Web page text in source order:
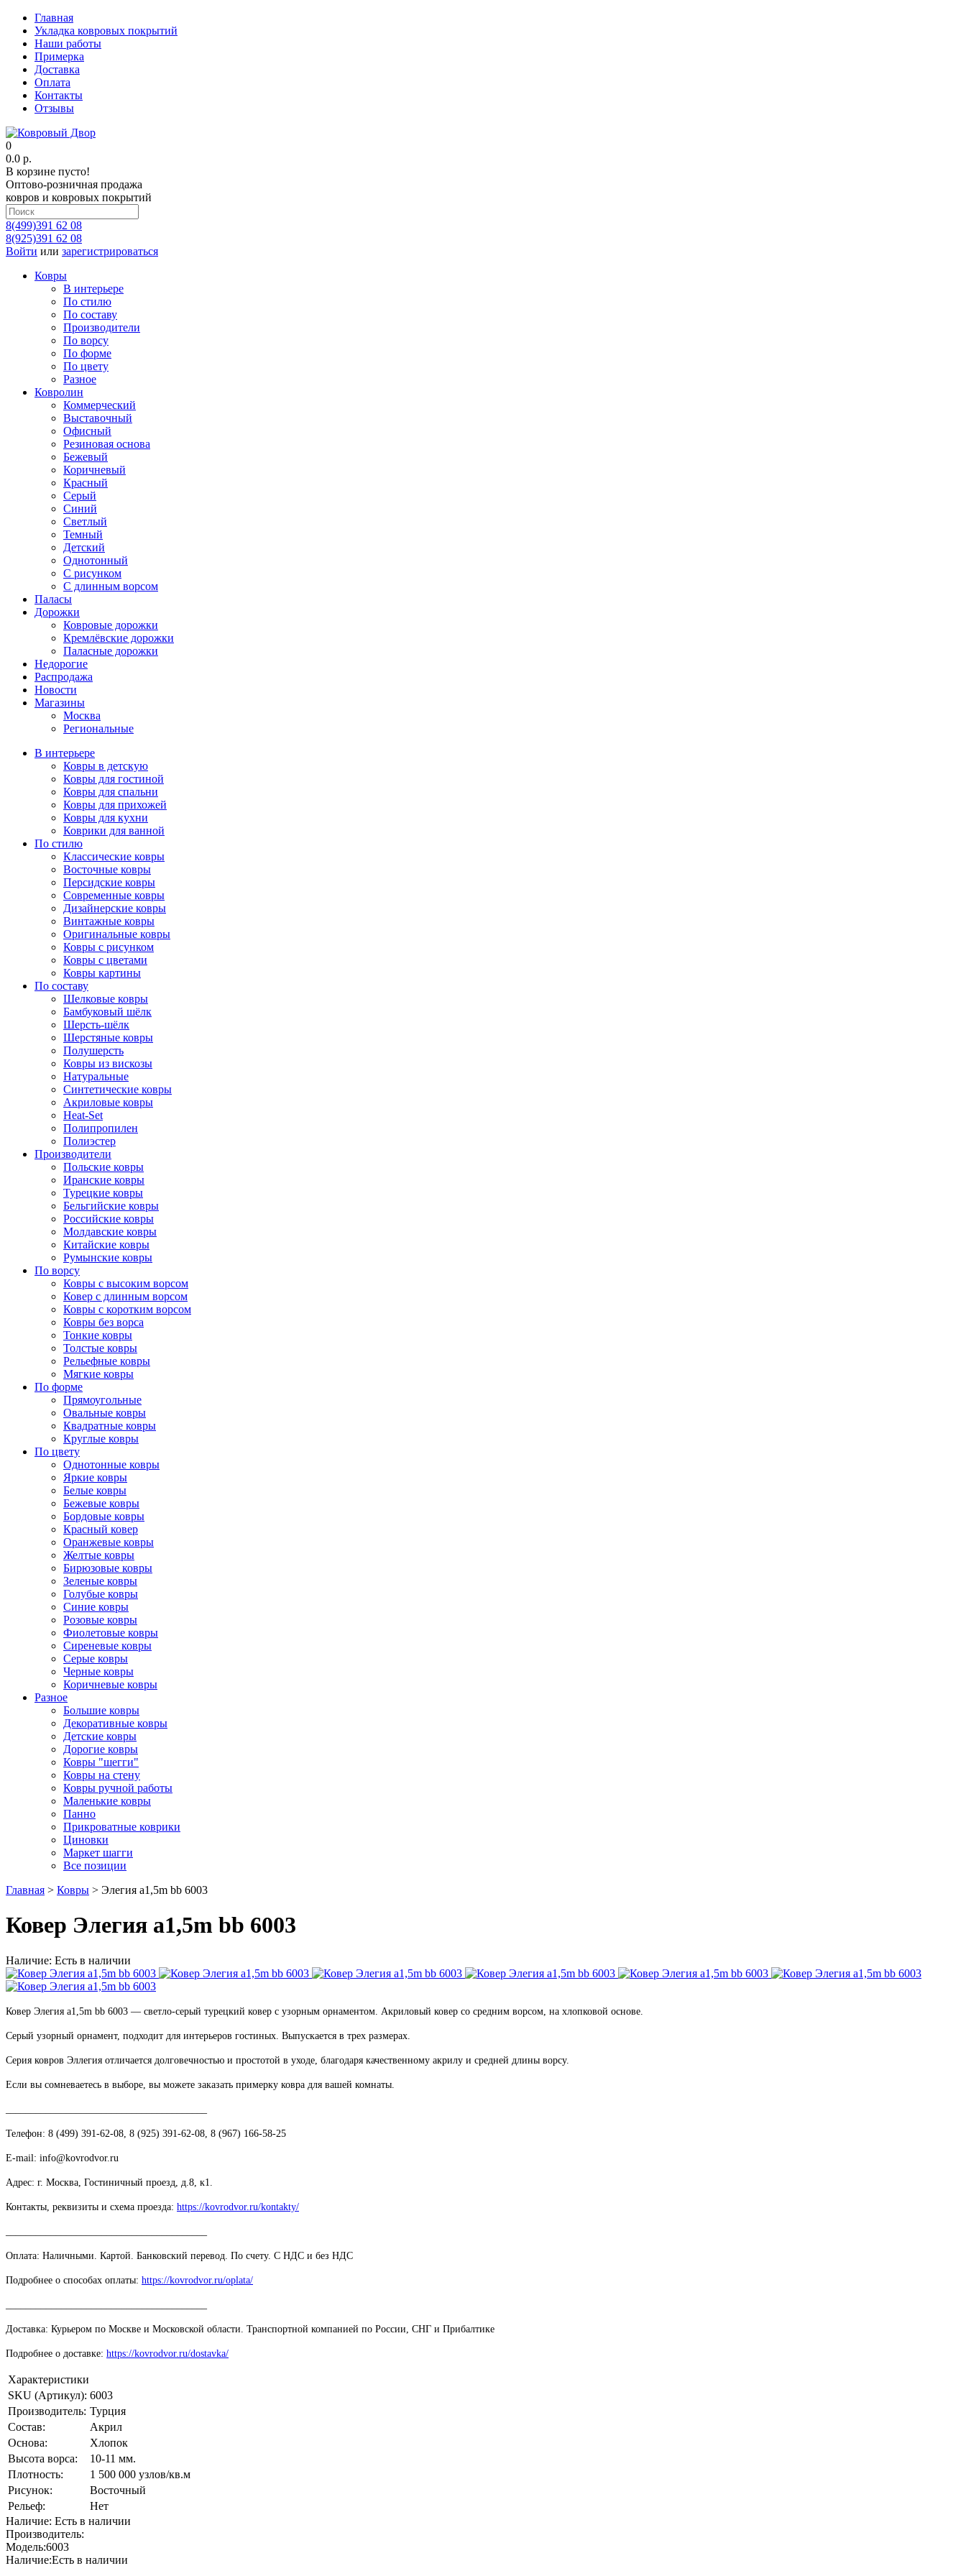
Главная
Укладка ковровых покрытий
Наши работы
Примерка
Доставка
Оплата
Контакты
Отзывы
0
0.0 р.
В корзине пусто!
Оптово-розничная продажа
ковров и ковровых покрытий
8(499)391 62 08
8(925)391 62 08
Войти или зарегистрироваться
Ковры
В интерьере
По стилю
По составу
Производители
По ворсу
По форме
По цвету
Разное
Ковролин
Коммерческий
Выставочный
Офисный
Резиновая основа
Бежевый
Коричневый
Красный
Серый
Синий
Светлый
Темный
Детский
Однотонный
С рисунком
С длинным ворсом
Паласы
Дорожки
Ковровые дорожки
Кремлёвские дорожки
Паласные дорожки
Недорогие
Распродажа
Новости
Магазины
Москва
Региональные
В интерьере
Ковры в детскую
Ковры для гостиной
Ковры для спальни
Ковры для прихожей
Ковры для кухни
Коврики для ванной
По стилю
Классические ковры
Восточные ковры
Персидские ковры
Современные ковры
Дизайнерские ковры
Винтажные ковры
Оригинальные ковры
Ковры с рисунком
Ковры с цветами
Ковры картины
По составу
Шелковые ковры
Бамбуковый шёлк
Шерсть-шёлк
Шерстяные ковры
Полушерсть
Ковры из вискозы
Натуральные
Синтетические ковры
Акриловые ковры
Heat-Set
Полипропилен
Полиэстер
Производители
Польские ковры
Иранские ковры
Турецкие ковры
Бельгийские ковры
Российские ковры
Молдавские ковры
Китайские ковры
Румынские ковры
По ворсу
Ковры с высоким ворсом
Ковер с длинным ворсом
Ковры с коротким ворсом
Ковры без ворса
Тонкие ковры
Толстые ковры
Рельефные ковры
Мягкие ковры
По форме
Прямоугольные
Овальные ковры
Квадратные ковры
Круглые ковры
По цвету
Однотонные ковры
Яркие ковры
Белые ковры
Бежевые ковры
Бордовые ковры
Красный ковер
Оранжевые ковры
Желтые ковры
Бирюзовые ковры
Зеленые ковры
Голубые ковры
Синие ковры
Розовые ковры
Фиолетовые ковры
Сиреневые ковры
Серые ковры
Черные ковры
Коричневые ковры
Разное
Большие ковры
Декоративные ковры
Детские ковры
Дорогие ковры
Ковры "шегги"
Ковры на стену
Ковры ручной работы
Маленькие ковры
Панно
Прикроватные коврики
Циновки
Маркет шагги
Все позиции
Главная > Ковры > Элегия a1,5m bb 6003
Ковер Элегия a1,5m bb 6003
Наличие: Есть в наличии
Ковер Элегия a1,5m bb 6003 — светло-серый турецкий ковер с узорным орнаментом. Акриловый ковер со средним ворсом, на хлопковой основе.
Серый узорный орнамент, подходит для интерьеров гостиных. Выпускается в трех размерах.
Серия ковров Эллегия отличается долговечностью и простотой в уходе, благодаря качественному акрилу и средней длины ворсу.
Если вы сомневаетесь в выборе, вы можете заказать примерку ковра для вашей комнаты.
Телефон: 8 (499) 391-62-08, 8 (925) 391-62-08, 8 (967) 166-58-25
E-mail: info@kovrodvor.ru
Адрес: г. Москва, Гостиничный проезд, д.8, к1.
Контакты, реквизиты и схема проезда: https://kovrodvor.ru/kontakty/
Оплата: Наличными. Картой. Банковский перевод. По счету. С НДС и без НДС
Подробнее о способах оплаты: https://kovrodvor.ru/oplata/
Доставка: Курьером по Москве и Московской области. Транспортной компанией по России, СНГ и Прибалтике
Подробнее о доставке: https://kovrodvor.ru/dostavka/
Характеристики
SKU (Артикул): 6003
Производитель: Турция
Состав:
Акрил
Основа:
Хлопок
Высота ворса:
10-11 мм.
Плотность:
1 500 000 узлов/кв.м
Рисунок:
Восточный
Рельеф:
Нет
Наличие: Есть в наличии
Производитель:
Модель:6003
Наличие:Есть в наличии